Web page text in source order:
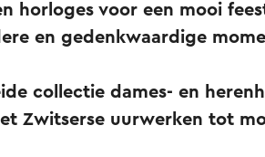
horloges voor een mooi
en gedenkwaardige
collectie dames- en
Zwitserse uurwerken tot